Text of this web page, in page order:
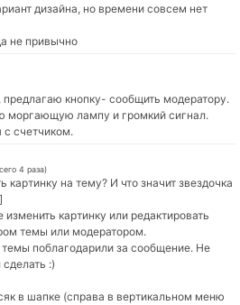
дизайна, но времени совсем нет
не привычно
кнопку- сообщить модератору.
моргающую лампу и громкий сигнал.
счетчиком.
4 раза)
картинку на тему? И что значит звездочка
картинку или редактировать
темы или модератором.
темы поблагодарили за сообщение. Не
:)
в шапке (справа в вертикальном меню